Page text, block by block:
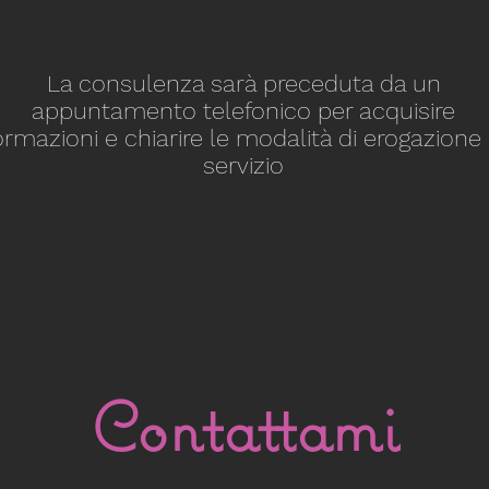
La consulenza sarà preceduta da un
appuntamento telefonico per acquisire
e chiarire le modalità di erogazione
servizio
Contattami